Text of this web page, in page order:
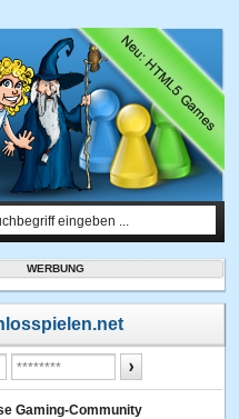
WERBUNG
Gaming-Community